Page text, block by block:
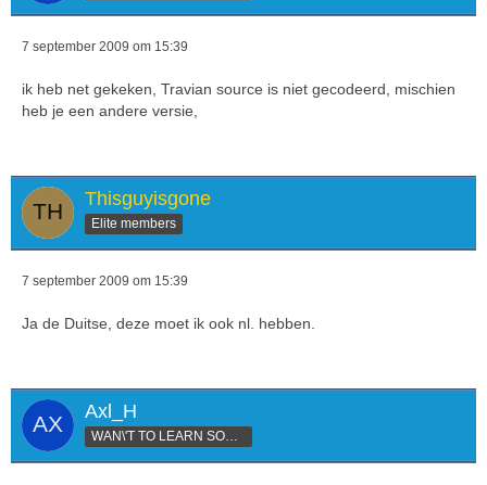
7 september 2009 om 15:39
ik heb net gekeken, Travian source is niet gecodeerd, mischien
heb je een andere versie,
Thisguyisgone
Elite members
7 september 2009 om 15:39
Ja de Duitse, deze moet ik ook nl. hebben.
Axl_H